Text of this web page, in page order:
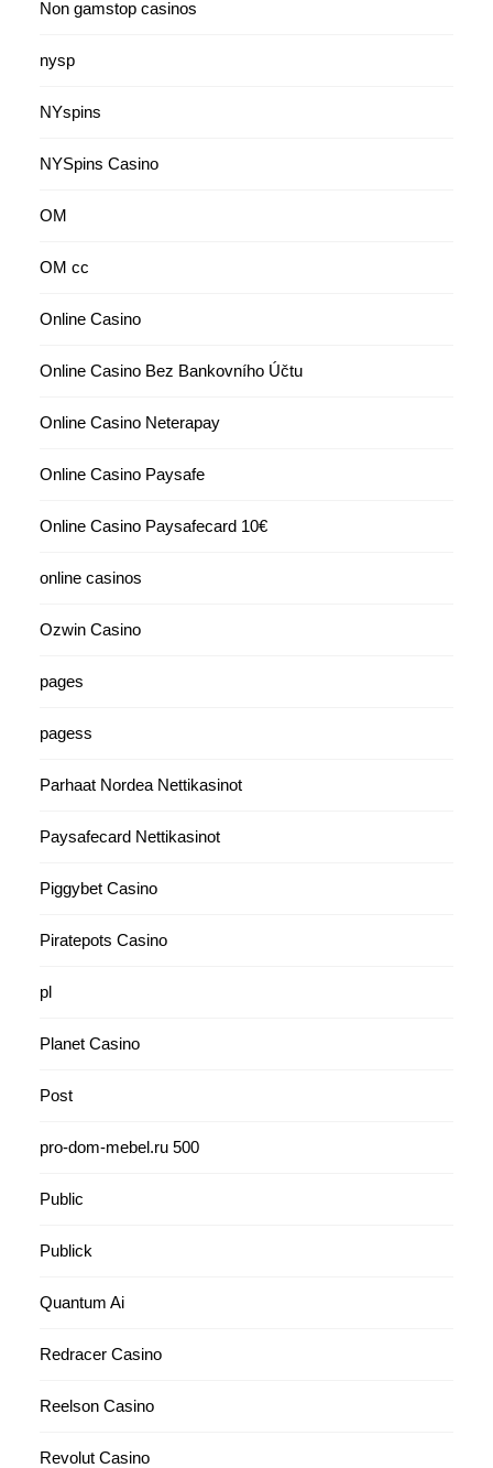
Non gamstop casinos
nysp
NYspins
NYSpins Casino
OM
OM cc
Online Casino
Online Casino Bez Bankovního Účtu
Online Casino Neterapay
Online Casino Paysafe
Online Casino Paysafecard 10€
online casinos
Ozwin Casino
pages
pagess
Parhaat Nordea Nettikasinot
Paysafecard Nettikasinot
Piggybet Casino
Piratepots Casino
pl
Planet Casino
Post
pro-dom-mebel.ru 500
Public
Publick
Quantum Ai
Redracer Casino
Reelson Casino
Revolut Casino